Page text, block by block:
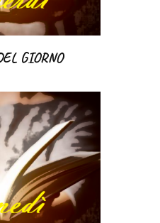
GIORNO